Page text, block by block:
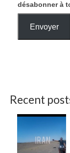
désabonner à
Envoyer
Recent